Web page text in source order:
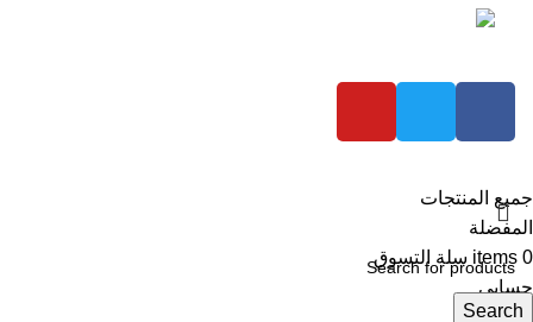
Search
جميع المنتجات
المفضلة
0
items سلة التسوق
حسابي